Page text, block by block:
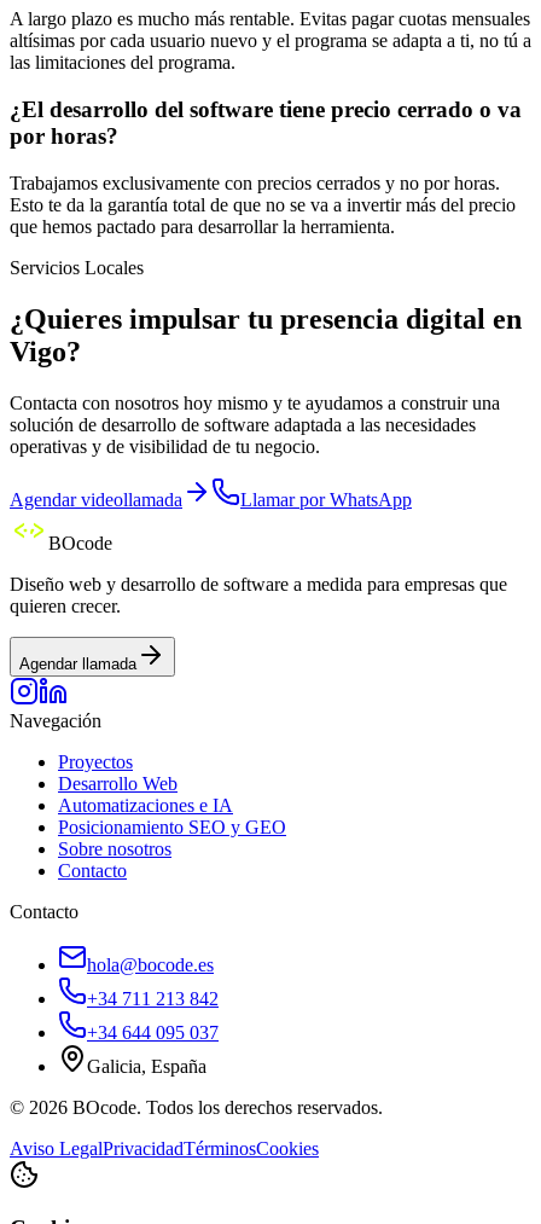
A largo plazo es mucho más rentable. Evitas pagar cuotas mensuales
altísimas por cada usuario nuevo y el programa se adapta a ti, no tú a
las limitaciones del programa.
¿El desarrollo del software tiene precio cerrado o va
por horas?
Trabajamos exclusivamente con precios cerrados y no por horas.
Esto te da la garantía total de que no se va a invertir más del precio
que hemos pactado para desarrollar la herramienta.
Servicios Locales
¿Quieres impulsar tu presencia digital en
Vigo?
Contacta con nosotros hoy mismo y te ayudamos a construir una
solución de desarrollo de software adaptada a las necesidades
operativas y de visibilidad de tu negocio.
Agendar videollamada Llamar por WhatsApp
BOcode
Diseño web y desarrollo de software a medida para empresas que
quieren crecer.
Agendar llamada
Navegación
Proyectos
Desarrollo Web
Automatizaciones e IA
Posicionamiento SEO y GEO
Sobre nosotros
Contacto
Contacto
hola@bocode.es
+34 711 213 842
+34 644 095 037
Galicia, España
© 2026 BOcode. Todos los derechos reservados.
Aviso LegalPrivacidadTérminosCookies